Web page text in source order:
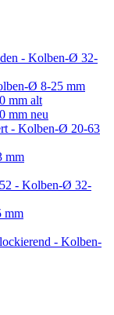
- Kolben-Ø 32-
Ø 8-25 mm
mm alt
mm neu
- Kolben-Ø 20-63
mm
- Kolben-Ø 32-
mm
- Kolben-